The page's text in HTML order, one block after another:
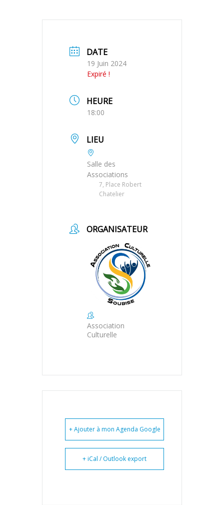
DATE
19 Juin 2024
Expiré !
HEURE
18:00
LIEU
Salle des
Associations
7, Place Robert
Chatelier
ORGANISATEUR
Association
Culturelle
+ Ajouter à mon Agenda Google
+ iCal / Outlook export